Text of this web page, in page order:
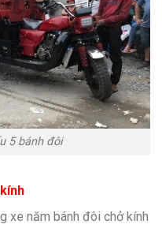
5 bánh đôi
xe năm bánh đôi chở kính